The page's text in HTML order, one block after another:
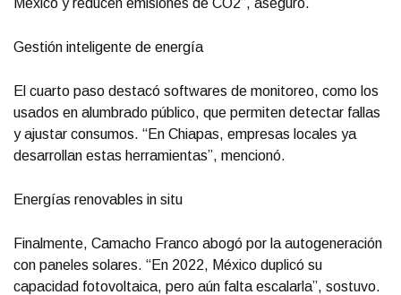
México y reducen emisiones de CO2”, aseguró.
Gestión inteligente de energía
El cuarto paso destacó softwares de monitoreo, como los
usados en alumbrado público, que permiten detectar fallas
y ajustar consumos. “En Chiapas, empresas locales ya
desarrollan estas herramientas”, mencionó.
Energías renovables in situ
Finalmente, Camacho Franco abogó por la autogeneración
con paneles solares. “En 2022, México duplicó su
capacidad fotovoltaica, pero aún falta escalarla”, sostuvo.